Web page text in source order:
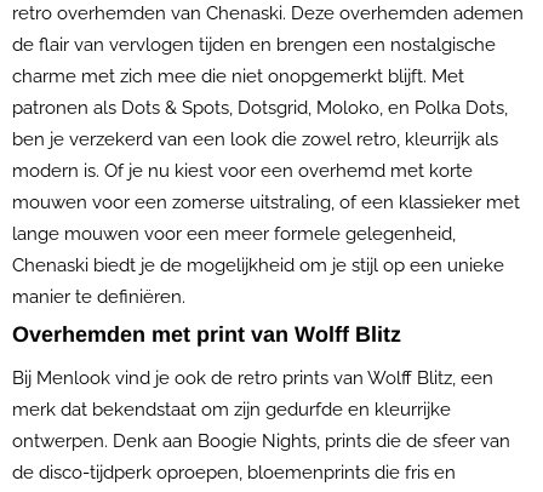
retro overhemden van Chenaski. Deze overhemden ademen
de flair van vervlogen tijden en brengen een nostalgische
charme met zich mee die niet onopgemerkt blijft. Met
patronen als Dots & Spots, Dotsgrid, Moloko, en Polka Dots,
ben je verzekerd van een look die zowel retro, kleurrijk als
modern is. Of je nu kiest voor een overhemd met korte
mouwen voor een zomerse uitstraling, of een klassieker met
lange mouwen voor een meer formele gelegenheid,
Chenaski biedt je de mogelijkheid om je stijl op een unieke
manier te definiëren.
Overhemden met print van Wolff Blitz
Bij Menlook vind je ook de retro prints van Wolff Blitz, een
merk dat bekendstaat om zijn gedurfde en kleurrijke
ontwerpen. Denk aan Boogie Nights, prints die de sfeer van
de disco-tijdperk oproepen, bloemenprints die fris en